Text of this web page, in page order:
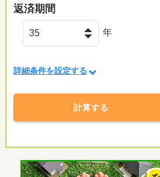
返済期間
年
詳細条件を設定する
計算する